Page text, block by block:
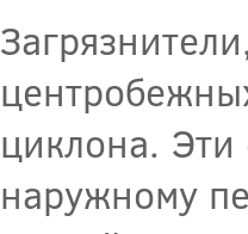
циклона. Эти
наружному